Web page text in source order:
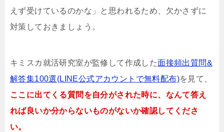
えず受けているのかな」と思われるため、欠かさずに
対策しておきましょう。
キミスカ就活研究室が監修して作成した面接頻出質問&
解答集100選(LINE公式アカウントで無料配布)を見て、
ここに出てくる質問を自分がされた時に、なんて答え
れば良いか分からないものがないか確認してくださ
い。